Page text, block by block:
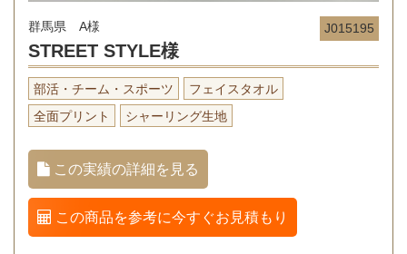
J015195
群馬県 A様
STREET STYLE様
部活・チーム・スポーツ
フェイスタオル
全面プリント
シャーリング生地
この実績の詳細を見る
この商品を参考に今すぐお見積もり